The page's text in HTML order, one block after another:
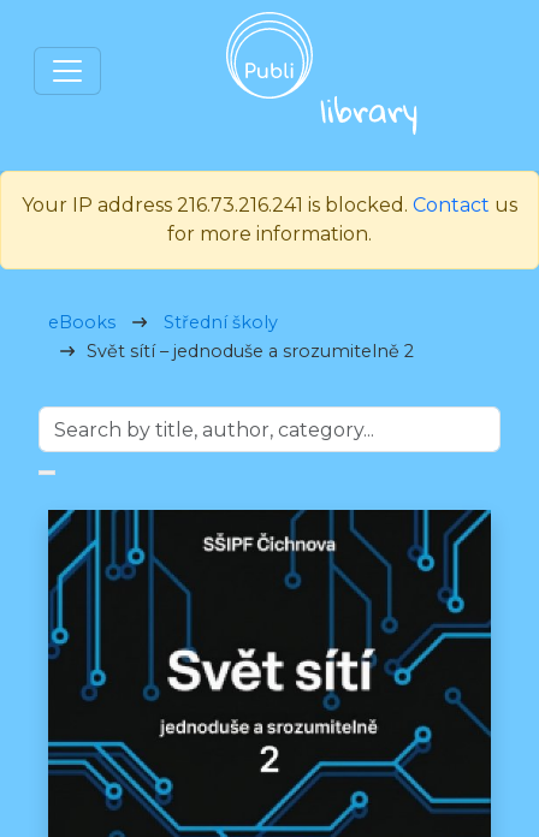
Your IP address 216.73.216.241 is blocked. Contact us
for more information.
eBooks
Střední školy
Svět sítí – jednoduše a srozumitelně 2